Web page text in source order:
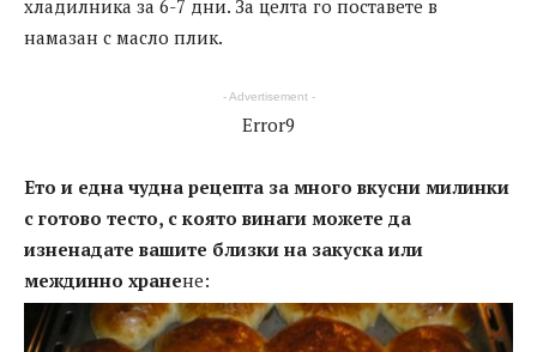
хладилника за 6-7 дни. За целта го поставете в
намазан с масло плик.
- Advertisement -
Error9
Ето и една чудна рецепта за много вкусни милинки
с готово тесто, с която винаги можете да
изненадате вашите близки на закуска или
междинно хранене: